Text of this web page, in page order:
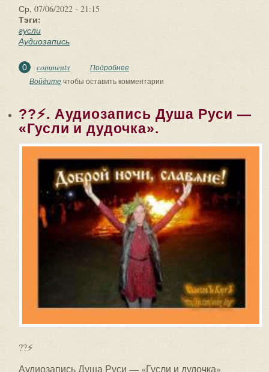
Ср, 07/06/2022 - 21:15
Тэги:
гусли
Аудиозапись
0 comments Подробнее
гусли — «Волга».
Войдитечтобы оставить комментарии
??⚡. Аудиозапись Душа Руси —
«Гусли и дудочка».
??⚡
Аудиозапись Душа Руси — «Гусли и дудочка»